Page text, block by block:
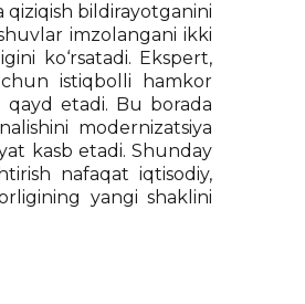
qiziqish bildirayotganini
imzolangani ikki
ko‘rsatadi. Ekspert,
istiqbolli hamkor
qayd etadi. Bu borada
modernizatsiya
kasb etadi. Shunday
nafaqat iqtisodiy,
yangi shaklini